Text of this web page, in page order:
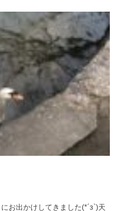
お出かけしてきました(*´з`)天